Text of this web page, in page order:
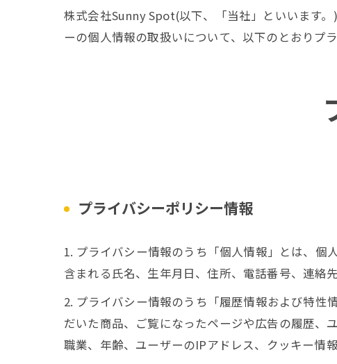
株式会社Sunny Spot(以下、「当社」といいます
ーの個人情報の取扱いについて、以下のとおりプ
プライバシーポリシー情報
1. プライバシー情報のうち「個人情報」とは、個
含まれる氏名、生年月日、住所、電話番号、連絡
2. プライバシー情報のうち「履歴情報および特
だいた商品、ご覧になったページや広告の履歴、
職業、年齢、ユーザーのIPアドレス、クッキー情